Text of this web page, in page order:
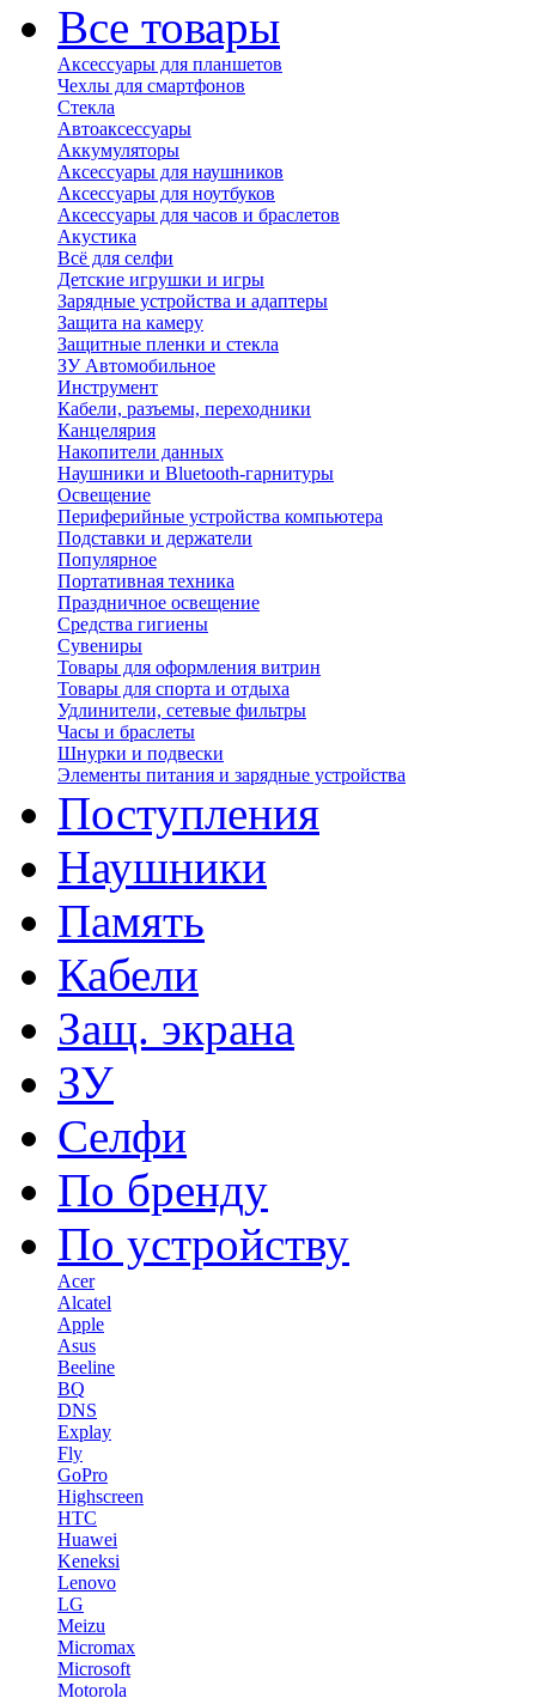
Все товары
Аксессуары для планшетов
Чехлы для смартфонов
Стекла
Автоаксессуары
Аккумуляторы
Аксессуары для наушников
Аксессуары для ноутбуков
Аксессуары для часов и браслетов
Акустика
Всё для селфи
Детские игрушки и игры
Зарядные устройства и адаптеры
Защита на камеру
Защитные пленки и стекла
ЗУ Автомобильное
Инструмент
Кабели, разъемы, переходники
Канцелярия
Накопители данных
Наушники и Bluetooth-гарнитуры
Освещение
Периферийные устройства компьютера
Подставки и держатели
Популярное
Портативная техника
Праздничное освещение
Средства гигиены
Сувениры
Товары для оформления витрин
Товары для спорта и отдыха
Удлинители, сетевые фильтры
Часы и браслеты
Шнурки и подвески
Элементы питания и зарядные устройства
Поступления
Наушники
Память
Кабели
Защ. экрана
ЗУ
Селфи
По бренду
По устройству
Acer
Alcatel
Apple
Asus
Beeline
BQ
DNS
Explay
Fly
GoPro
Highscreen
HTC
Huawei
Keneksi
Lenovo
LG
Meizu
Micromax
Microsoft
Motorola